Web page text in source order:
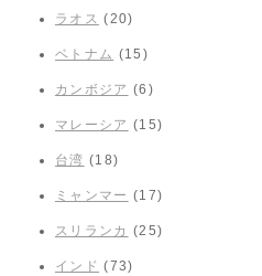
ラオス (20)
ベトナム (15)
カンボジア (6)
マレーシア (15)
台湾 (18)
ミャンマー (17)
スリランカ (25)
インド (73)